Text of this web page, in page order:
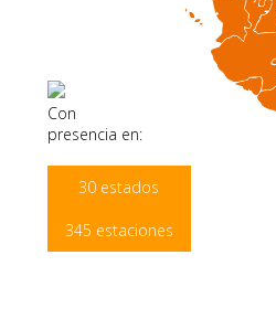
Con
presencia en:
30 estados
345 estaciones